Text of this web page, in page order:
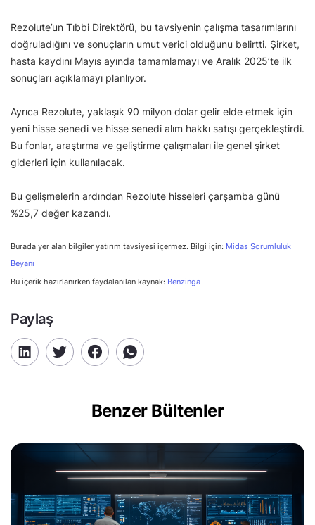
Rezolute’un Tıbbi Direktörü, bu tavsiyenin çalışma tasarımlarını
doğruladığını ve sonuçların umut verici olduğunu belirtti. Şirket,
hasta kaydını Mayıs ayında tamamlamayı ve Aralık 2025’te ilk
sonuçları açıklamayı planlıyor.
Ayrıca Rezolute, yaklaşık 90 milyon dolar gelir elde etmek için
yeni hisse senedi ve hisse senedi alım hakkı satışı gerçekleştirdi.
Bu fonlar, araştırma ve geliştirme çalışmaları ile genel şirket
giderleri için kullanılacak.
Bu gelişmelerin ardından Rezolute hisseleri çarşamba günü
%25,7 değer kazandı.
Burada yer alan bilgiler yatırım tavsiyesi içermez. Bilgi için: Midas Sorumluluk
Beyanı
Bu içerik hazırlanırken faydalanılan kaynak: Benzinga
Paylaş
Benzer Bültenler